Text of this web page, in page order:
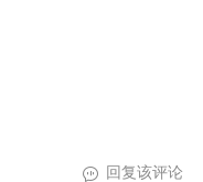
回复该评论